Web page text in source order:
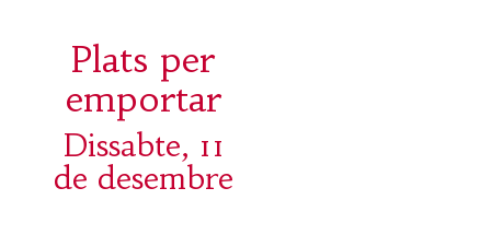
Plats per
emportar
Dissabte, 11
de desembre